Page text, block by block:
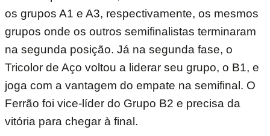
os grupos A1 e A3, respectivamente, os mesmos
grupos onde os outros semifinalistas terminaram
na segunda posição. Já na segunda fase, o
Tricolor de Aço voltou a liderar seu grupo, o B1, e
joga com a vantagem do empate na semifinal. O
Ferrão foi vice-líder do Grupo B2 e precisa da
vitória para chegar à final.